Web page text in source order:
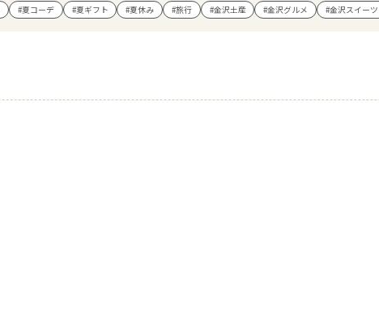
#夏コーデ #夏ギフト #夏休み #旅行 #金沢土産 #金沢グルメ #金沢スイーツ